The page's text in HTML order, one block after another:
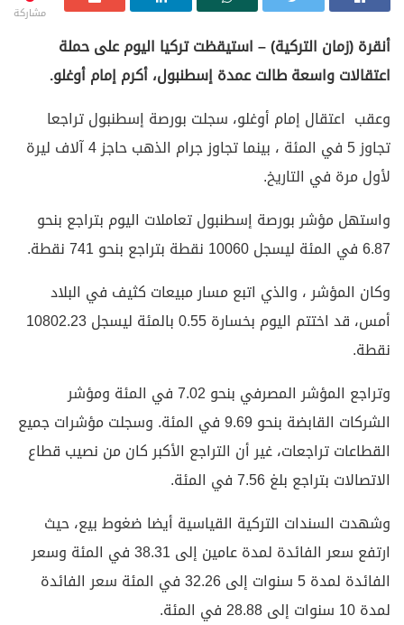
مشاركة
أنقرة (زمان التركية) – استيقظت تركيا اليوم على حملة
اعتقالات واسعة طالت عمدة إسطنبول، أكرم إمام أوغلو.
وعقب اعتقال إمام أوغلو، سجلت بورصة إسطنبول تراجعا
تجاوز 5 في المئة ، بينما تجاوز جرام الذهب حاجز 4 آلاف ليرة
لأول مرة في التاريخ.
واستهل مؤشر بورصة إسطنبول تعاملات اليوم بتراجع بنحو
6.87 في المئة ليسجل 10060 نقطة بتراجع بنحو 741 نقطة.
وكان المؤشر ، والذي اتبع مسار مبيعات كثيف في البلاد
أمس، قد اختتم اليوم بخسارة 0.55 بالمئة ليسجل 10802.23
نقطة.
وتراجع المؤشر المصرفي بنحو 7.02 في المئة ومؤشر
الشركات القابضة بنحو 9.69 في المئة. وسجلت مؤشرات جميع
القطاعات تراجعات، غير أن التراجع الأكبر كان من نصيب قطاع
الاتصالات بتراجع بلغ 7.56 في المئة.
وشهدت السندات التركية القياسية أيضا ضغوط بيع، حيث
ارتفع سعر الفائدة لمدة عامين إلى 38.31 في المئة وسعر
الفائدة لمدة 5 سنوات إلى 32.26 في المئة سعر الفائدة
لمدة 10 سنوات إلى 28.88 في المئة.